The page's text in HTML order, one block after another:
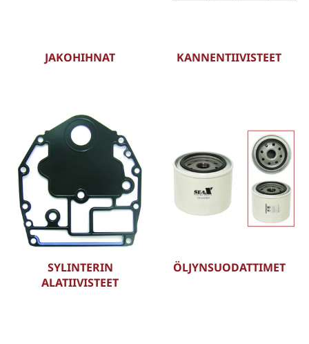
JAKOHIHNAT KANNENTIIVISTEET
SYLINTERIN
ALATIIVISTEET
ÖLJYNSUODATTIMET